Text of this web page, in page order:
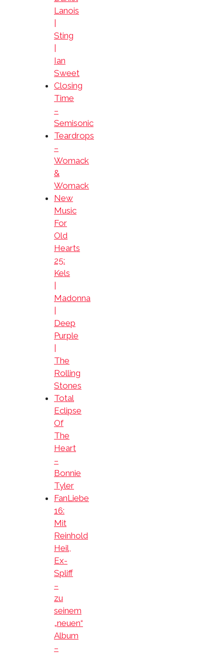
Lanois
Sting
Ian
Sweet
Closing
Time
–
Semisonic
Teardrops
–
Womack
&
Womack
New
Music
For
Old
Hearts
25:
Kels
Madonna
Deep
Purple
The
Rolling
Stones
Total
Eclipse
Of
The
Heart
–
Bonnie
Tyler
FanLiebe
16:
Mit
Reinhold
Heil,
Ex-
Spliff
–
zu
seinem
„neuen“
Album
–